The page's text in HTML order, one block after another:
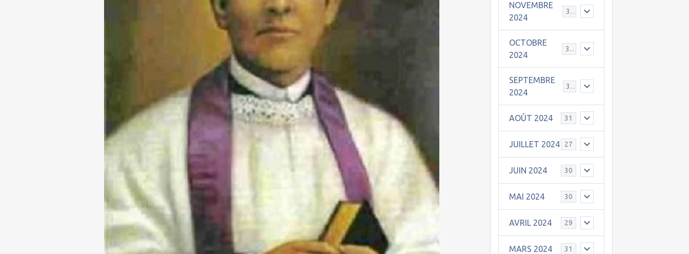
NOVEMBRE
2024
30
OCTOBRE
2024
31
SEPTEMBRE
2024
30
AOÛT 2024 31
JUILLET 2024 27
JUIN 2024 30
MAI 2024 30
AVRIL 2024 29
MARS 2024 31